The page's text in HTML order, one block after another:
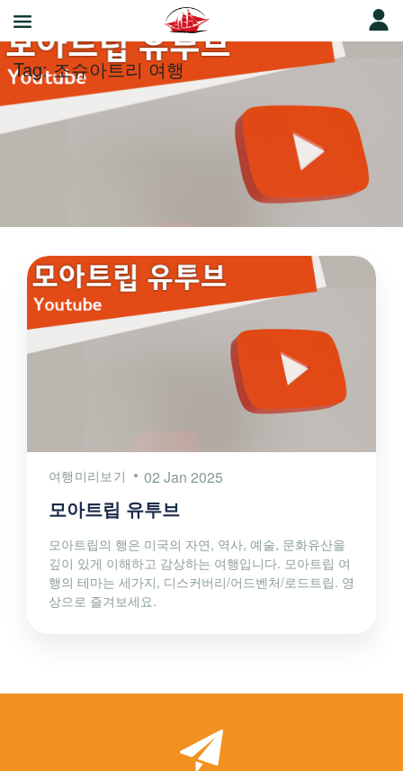
Tag:조슈아트리 여행
여행미리보기 02 Jan 2025
모아트립 유투브
모아트립의 행은 미국의 자연, 역사, 예술, 문화유산을
깊이 있게 이해하고 감상하는 여행입니다. 모아트립 여
행의 테마는 세가지, 디스커버리/어드벤처/로드트립. 영
상으로 즐겨보세요.